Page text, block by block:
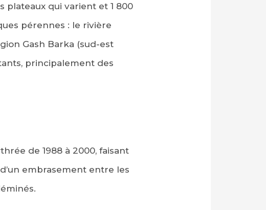
plateaux qui varient et 1 800
pérennes : le rivière
Gash Barka (sud-est
principalement des
de 1988 à 2000, faisant
embrasement entre les